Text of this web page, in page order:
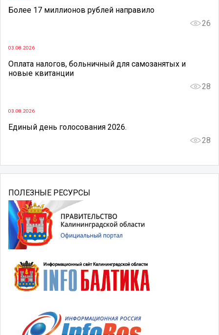
Более 17 миллионов рублей направило
26
03.08.2026
Оплата налогов, больничный для самозанятых и
новые квитанции
28
03.08.2026
Единый день голосования 2026.
28
ПОЛЕЗНЫЕ РЕСУРСЫ